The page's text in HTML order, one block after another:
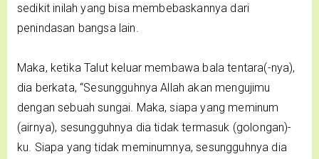
sedikit inilah yang bisa membebaskannya dari
penindasan bangsa lain.
Maka, ketika Talut keluar membawa bala tentara(-nya),
dia berkata, “Sesungguhnya Allah akan mengujimu
dengan sebuah sungai. Maka, siapa yang meminum
(airnya), sesungguhnya dia tidak termasuk (golongan)-
ku. Siapa yang tidak meminumnya, sesungguhnya dia